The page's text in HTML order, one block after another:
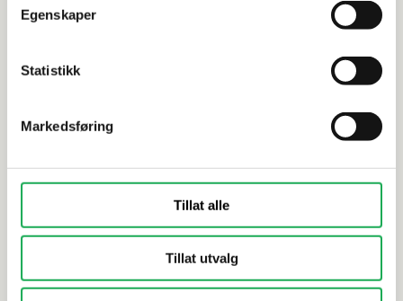
Egenskaper
Statistikk
Markedsføring
Tillat alle
Tillat utvalg
Alternative produkter
Nordic Stone, Svezia 60x60 Flis Metaline,